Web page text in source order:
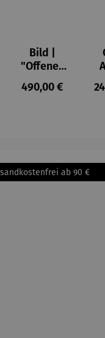
Bild |
"Offenes
Fenster in
Collioure"
Regulärer Preis:
490,00 €
ab 90 €